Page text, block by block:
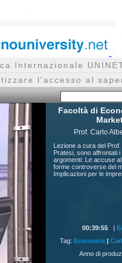
Internazionale
l'accesso al
Facoltà di
Prof. Carlo
Lezione a cura del
Pratesi, sono affrontati i
argomenti: Le accuse
forme controverse del
Implicazioni per le
00:39:55 |
Tag: Economia|
Anno di